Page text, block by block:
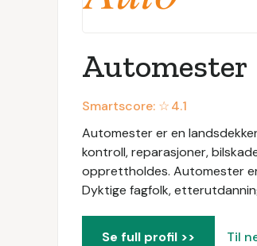
Automester
Smartscore: ☆4.1
Automester er en
kontroll, reparasjoner,
opprettholdes. Automester
Dyktige fagfolk,
Se full profil >> Til